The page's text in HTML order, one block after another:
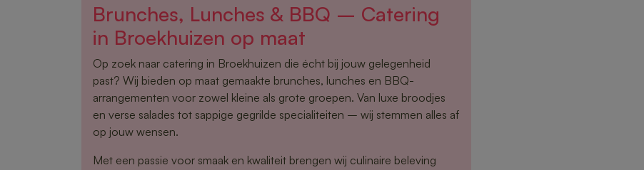
Brunches, Lunches & BBQ – Catering
in Broekhuizen op maat
Op zoek naar catering in Broekhuizen die écht bij jouw gelegenheid
past? Wij bieden op maat gemaakte brunches, lunches en BBQ-
arrangementen voor zowel kleine als grote groepen. Van luxe broodjes
en verse salades tot sappige gegrilde specialiteiten – wij stemmen alles af
op jouw wensen.
Met een passie voor smaak en kwaliteit brengen wij culinaire beleving